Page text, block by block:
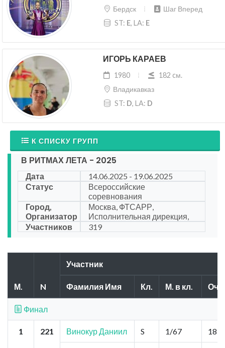
Бердск
Шаг Вперед
ST: E, LA: E
ИГОРЬ КАРАЕВ
1980
182 cм.
Владикавказ
ST: D, LA: D
К СПИСКУ ГРУПП
В РИТМАХ ЛЕТА - 2025
Дата
14.06.2025 - 19.06.2025
Статус
Всероссийские
соревнования
Город,
Организатор
Москва, ФТСАРР,
Исполнительная дирекция,
Участников
319
М. N
Участник
Фамилия Имя Кл. М. в кл.
Финал
1 221 Винокур Даниил S 1/67 18,2